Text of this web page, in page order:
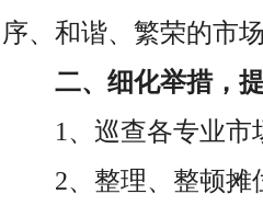
序、和谐、繁荣的市场
二、细化举措，
1、巡查各专业市
2、整理、整顿